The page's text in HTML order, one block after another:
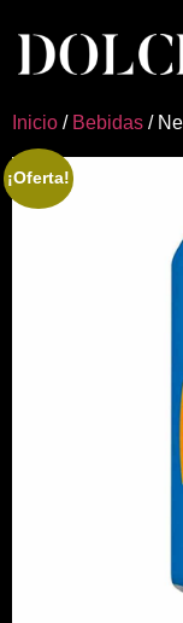
Inicio / Bebidas /
¡Oferta!